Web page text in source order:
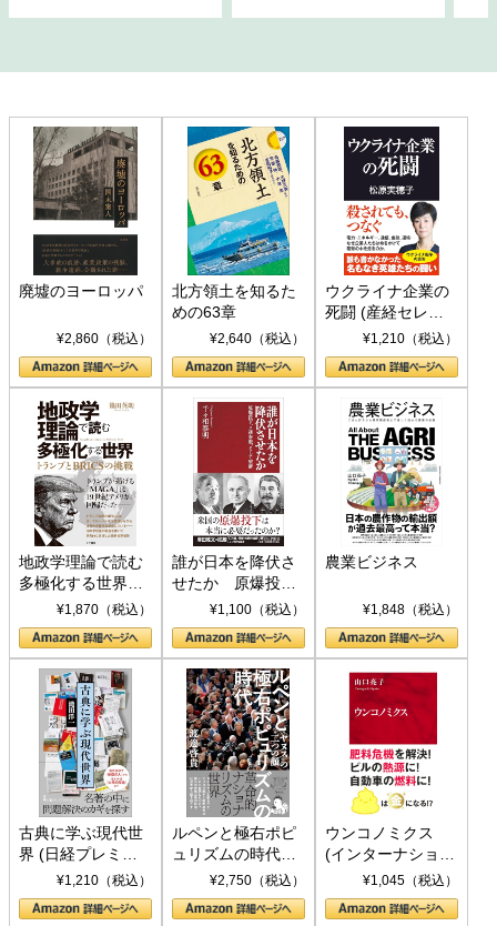
廃墟のヨーロッパ
¥2,860（税込）
北方領土を知るた
めの63章
¥2,640（税込）
ウクライナ企業の
死闘 (産経セレク
ト S 039)¥1,210（税込）
地政学理論で読む
多極化する世界：
トランプとBRICS
の挑戦
¥1,870（税込）
誰が日本を降伏さ
せたか 原爆投
下、ソ連参戦、そ
して聖断 (PHP新
書)
¥1,100（税込）
農業ビジネス
¥1,848（税込）
古典に学ぶ現代世
界 (日経プレミア
シリーズ)¥1,210（税込）
ルペンと極右ポピ
ュリズムの時代：
〈ヤヌス〉の二つ
の顔
¥2,750（税込）
ウンコノミクス
(インターナショナ
ル新書)¥1,045（税込）